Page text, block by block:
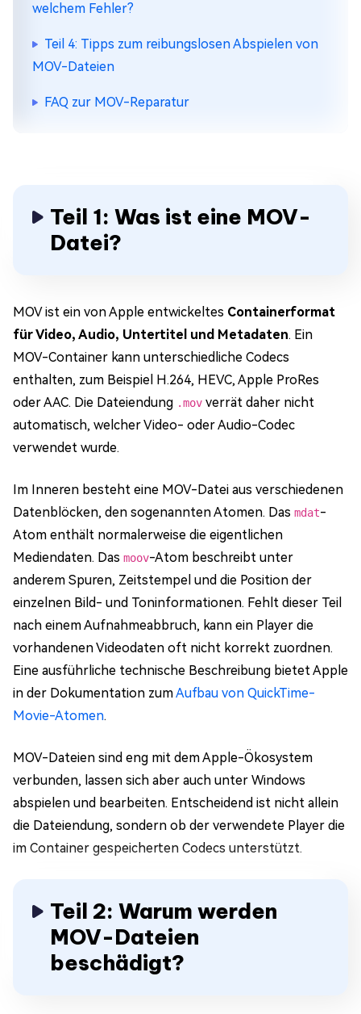
welchem Fehler?
Teil 4: Tipps zum reibungslosen Abspielen von
MOV-Dateien
FAQ zur MOV-Reparatur
Teil 1: Was ist eine MOV-
Datei?
MOV ist ein von Apple entwickeltes Containerformat
für Video, Audio, Untertitel und Metadaten. Ein
MOV-Container kann unterschiedliche Codecs
enthalten, zum Beispiel H.264, HEVC, Apple ProRes
oder AAC. Die Dateiendung .mov verrät daher nicht
automatisch, welcher Video- oder Audio-Codec
verwendet wurde.
Im Inneren besteht eine MOV-Datei aus verschiedenen
Datenblöcken, den sogenannten Atomen. Das mdat-
Atom enthält normalerweise die eigentlichen
Mediendaten. Das moov-Atom beschreibt unter
anderem Spuren, Zeitstempel und die Position der
einzelnen Bild- und Toninformationen. Fehlt dieser Teil
nach einem Aufnahmeabbruch, kann ein Player die
vorhandenen Videodaten oft nicht korrekt zuordnen.
Eine ausführliche technische Beschreibung bietet Apple
in der Dokumentation zumAufbau von QuickTime-
Movie-Atomen.
MOV-Dateien sind eng mit dem Apple-Ökosystem
verbunden, lassen sich aber auch unter Windows
abspielen und bearbeiten. Entscheidend ist nicht allein
die Dateiendung, sondern ob der verwendete Player die
im Container gespeicherten Codecs unterstützt.
Teil 2: Warum werden
MOV-Dateien
beschädigt?